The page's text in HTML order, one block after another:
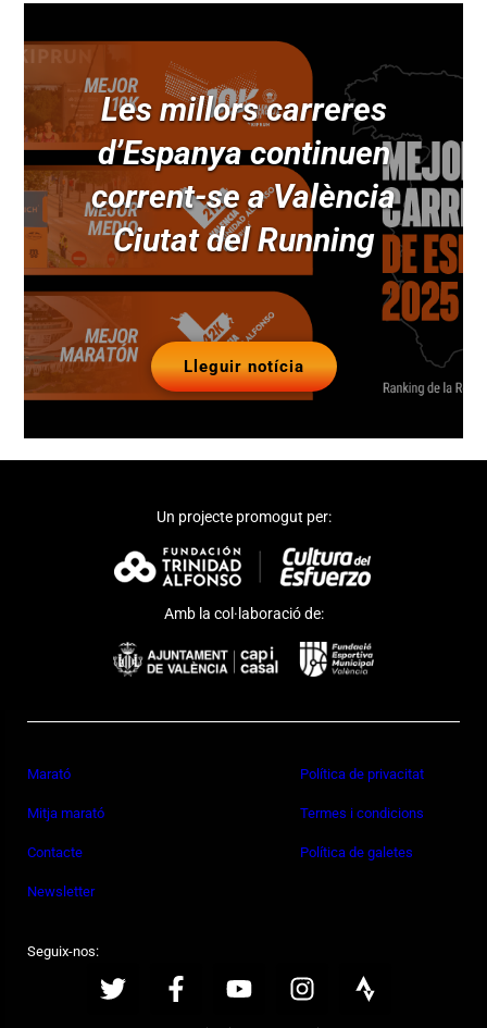
Les millors carreres
d’Espanya continuen
corrent-se a València
Ciutat del Running
Lleguir notícia
Un projecte promogut per:
Amb la col·laboració de:
Marató
Mitja marató
Contacte
Newsletter
Política de privacitat
Termes i condicions
Política de galetes
Seguix-nos: